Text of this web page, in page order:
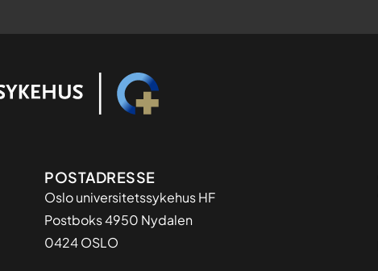
Adresse
POSTADRESSE
Oslo universitetssykehus HF
Postboks 4950 Nydalen
0424 OSLO